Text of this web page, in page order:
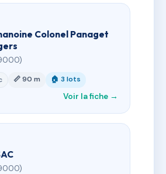
Colonel Panaget
📏 90 m 🏠 3 lots
Voir la fiche →